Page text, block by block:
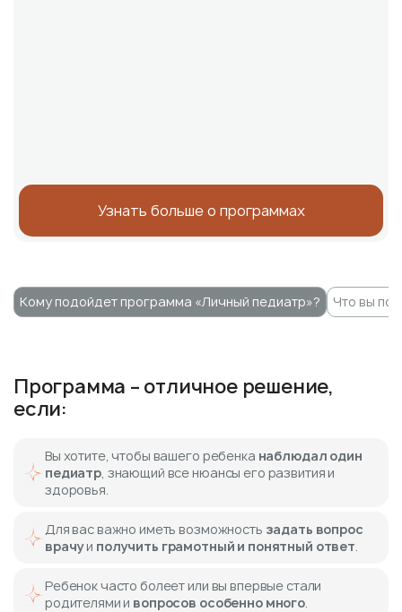
Узнать больше о программах
Кому подойдет программа «Личный педиатр»? Что вы
Программа – отличное решение,
если:
Вы хотите, чтобы вашего ребенка наблюдал один
педиатр, знающий все нюансы его развития и
здоровья.
Для вас важно иметь возможность задать вопрос
врачуи получить грамотный и понятный ответ.
Ребенок часто болеет или вы впервые стали
родителями и вопросов особенно много.